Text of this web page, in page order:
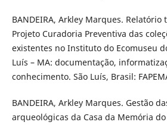
BANDEIRA, Arkley Marques.
Projeto Curadoria Preventiva das
existentes no Instituto do Ecomuseu
Luís – MA: documentação,
conhecimento. São Luís, Brasil:
BANDEIRA, Arkley Marques. Gestão
arqueológicas da Casa da Memória